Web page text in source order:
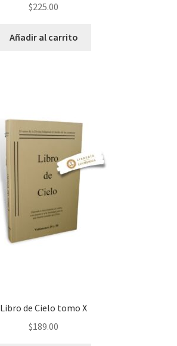
$225.00
Añadir al carrito
Libro de Cielo tomo X
$189.00